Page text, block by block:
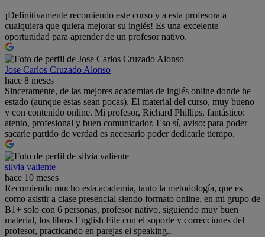
¡Definitivamente recomiendo este curso y a esta profesora a
cualquiera que quiera mejorar su inglés! Es una excelente
oportunidad para aprender de un profesor nativo.
Jose Carlos Cruzado Alonso
hace 8 meses
Sinceramente, de las mejores academias de inglés online donde he
estado (aunque estas sean pocas). El material del curso, muy bueno
y con contenido online. Mi profesor, Richard Phillips, fantástico:
atento, profesional y buen comunicador. Eso sí, aviso: para poder
sacarle partido de verdad es necesario poder dedicarle tiempo.
silvia valiente
hace 10 meses
Recomiendo mucho esta academia, tanto la metodología, que es
como asistir a clase presencial siendo formato online, en mi grupo de
B1+ solo con 6 personas, profesor nativo, siguiendo muy buen
material, los libros English File con el soporte y correcciones del
profesor, practicando en parejas el speaking..